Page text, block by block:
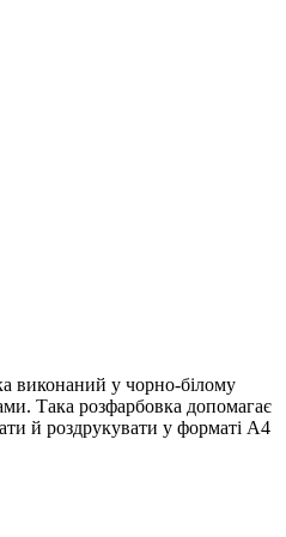
виконаний у чорно-білому
Така розфарбовка допомагає
й роздрукувати у форматі А4